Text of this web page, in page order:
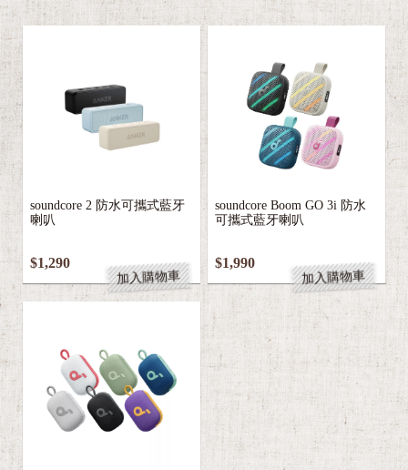
soundcore 2 防水可攜式藍牙
喇叭
$1,290
加入購物車
soundcore Boom GO 3i 防水
可攜式藍牙喇叭
$1,990
加入購物車